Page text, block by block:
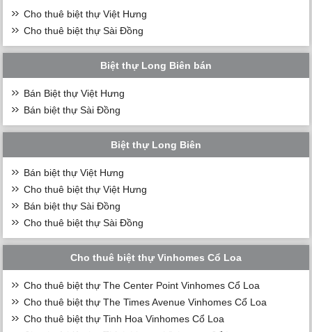
Cho thuê biệt thự Việt Hưng
Cho thuê biệt thự Sài Đồng
Biệt thự Long Biên bán
Bán Biệt thự Việt Hưng
Bán biệt thự Sài Đồng
Biệt thự Long Biên
Bán biệt thự Việt Hưng
Cho thuê biệt thự Việt Hưng
Bán biệt thự Sài Đồng
Cho thuê biệt thự Sài Đồng
Cho thuê biệt thự Vinhomes Cổ Loa
Cho thuê biệt thự The Center Point Vinhomes Cổ Loa
Cho thuê biệt thự The Times Avenue Vinhomes Cổ Loa
Cho thuê biệt thự Tinh Hoa Vinhomes Cổ Loa